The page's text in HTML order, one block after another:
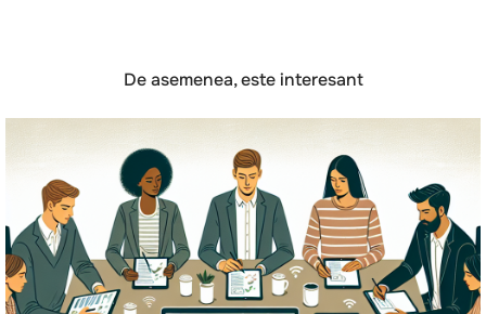
De asemenea, este interesant